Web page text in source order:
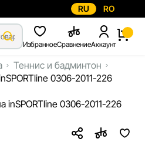
RU RO
ИзбранноеСравнениеАккаунт
Теннис и бадминтон
0306-2011-226